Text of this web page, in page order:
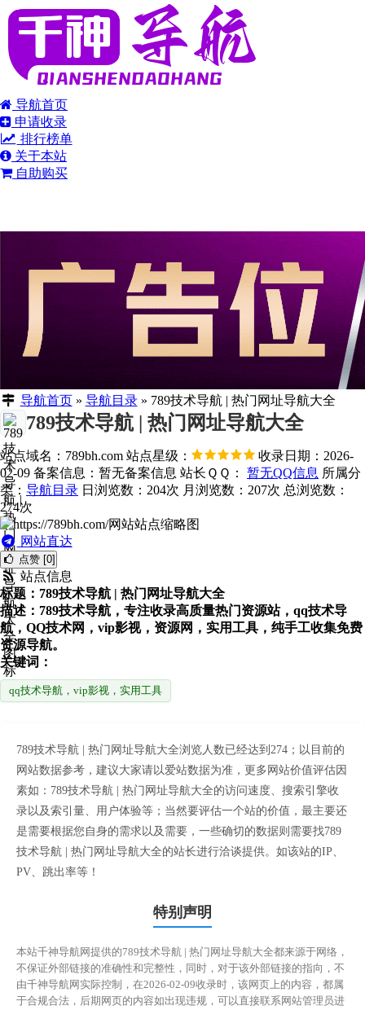
导航首页
申请收录
排行榜单
关于本站
自助购买
导航首页» 导航目录» 789技术导航 | 热门网址导航大全
789技术导航 | 热门网址导航大全
站点域名：789bh.com 站点星级：
收录日期：2026-
02-09 备案信息： 暂无备案信息 站长ＱＱ： 暂无QQ信息 所属分
类： 导航目录 日浏览数：204次 月浏览数：207次 总浏览数：
274次
网站直达
点赞 [0]
站点信息
标题：789技术导航 | 热门网址导航大全
描述：789技术导航，专注收录高质量热门资源站，qq技术导
航，QQ技术网，vip影视，资源网，实用工具，纯手工收集免费
资源导航。
关键词：
qq技术导航，vip影视，实用工具
789技术导航 | 热门网址导航大全浏览人数已经达到274；以目前的
网站数据参考，建议大家请以爱站数据为准，更多网站价值评估因
素如：789技术导航 | 热门网址导航大全的访问速度、搜索引擎收
录以及索引量、用户体验等；当然要评估一个站的价值，最主要还
是需要根据您自身的需求以及需要，一些确切的数据则需要找789
技术导航 | 热门网址导航大全的站长进行洽谈提供。如该站的IP、
PV、跳出率等！
特别声明
本站千神导航网提供的789技术导航 | 热门网址导航大全都来源于网络，
不保证外部链接的准确性和完整性，同时，对于该外部链接的指向，不
由千神导航网实际控制，在2026-02-09收录时，该网页上的内容，都属
于合规合法，后期网页的内容如出现违规，可以直接联系网站管理员进